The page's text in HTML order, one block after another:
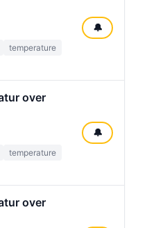
temperature
🔔
over
temperature
🔔
over